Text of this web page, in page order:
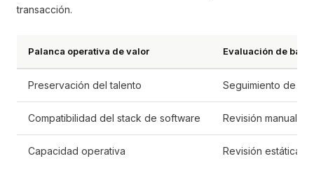
transacción.
Palanca operativa de valor Evaluación de
Preservación del talento Seguimiento de la
Compatibilidad del stack de software Revisión manual
Capacidad operativa Revisión estática